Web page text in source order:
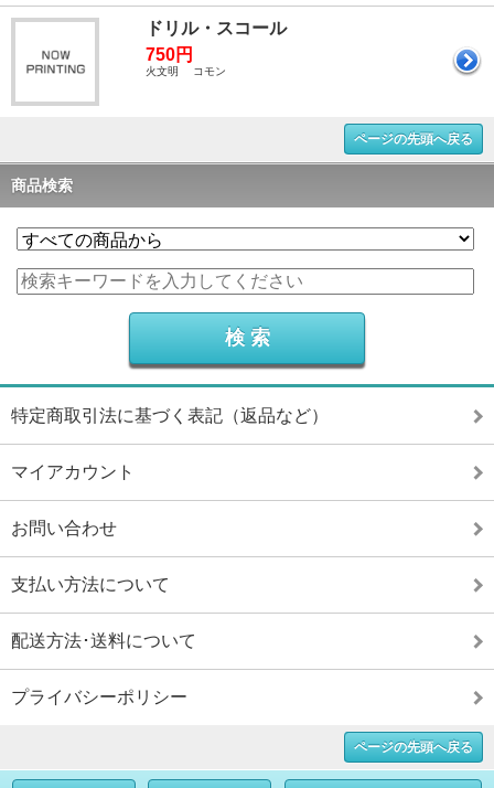
ドリル・スコール
750円
火文明 コモン
ページの先頭へ戻る
商品検索
特定商取引法に基づく表記（返品など）
マイアカウント
お問い合わせ
支払い方法について
配送方法･送料について
プライバシーポリシー
ページの先頭へ戻る